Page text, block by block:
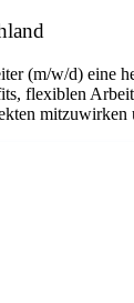
(m/w/d)
flexiblen